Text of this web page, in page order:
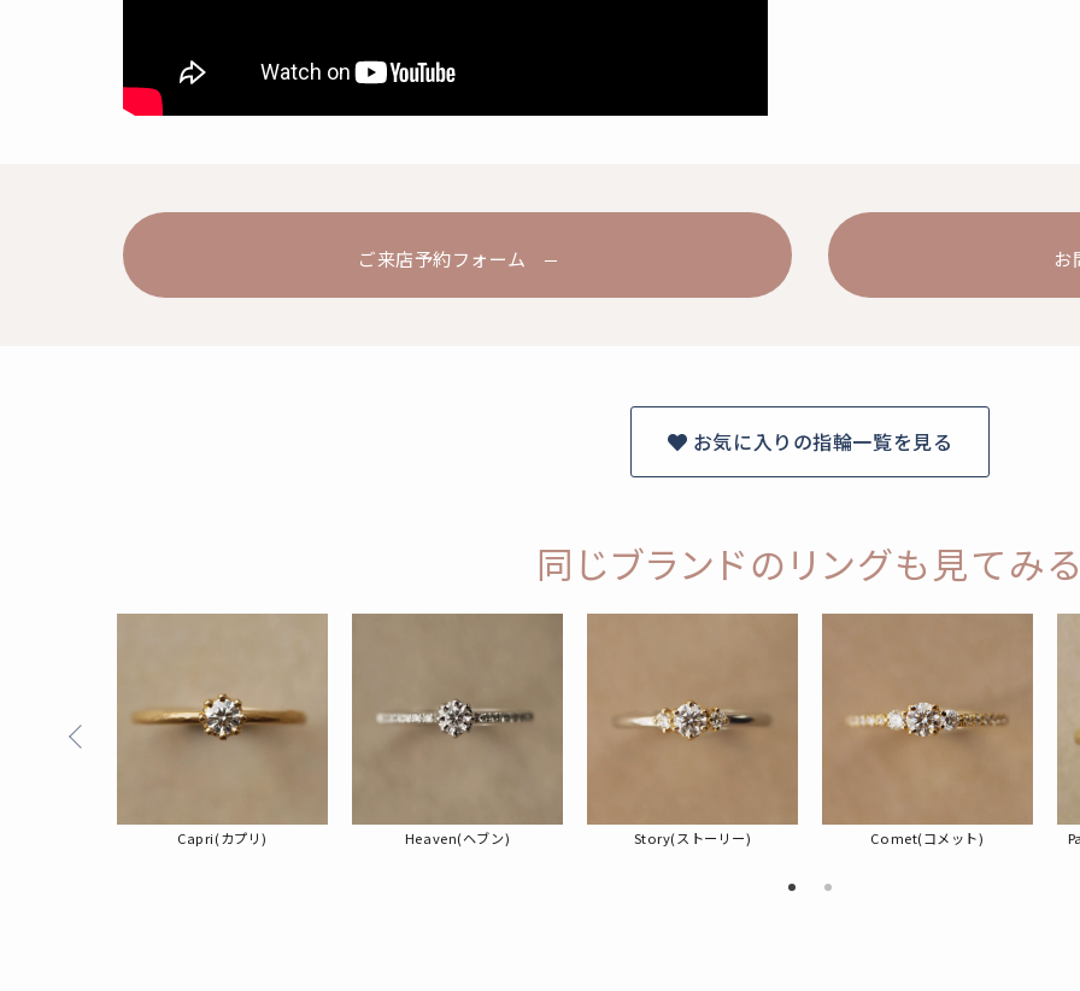
ご来店予約フォーム お
お気に入りの指輪一覧を見る
同じブランドのリングも見てみ
Capri(カプリ) Heaven(ヘブン) Story(ストーリー) Comet(コメット)